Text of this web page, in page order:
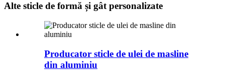
Alte sticle de formă și gât personalizate
Producator sticle de ulei de masline
din aluminiu